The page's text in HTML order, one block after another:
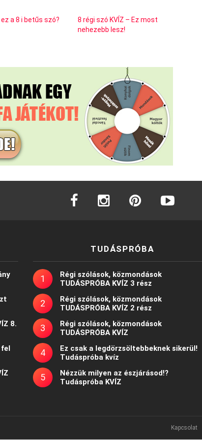
a 8 i betűs szó?
8 régi szó KVÍZ – Ez most
nehezebb lesz!
facebook instagram
8.
TUDÁSPRÓBA
Régi szólások, közmondások
TUDÁSPRÓBA KVÍZ 3 rész
Régi szólások, közmondások
TUDÁSPRÓBA KVÍZ 2 rész
Régi szólások, közmondások
TUDÁSPRÓBA KVÍZ
Ez csak a legdörzsöltebbeknek sikerül!
Tudáspróba kvíz
Nézzük milyen az észjárásod!?
Tudáspróba KVÍZ
Kapcsolat